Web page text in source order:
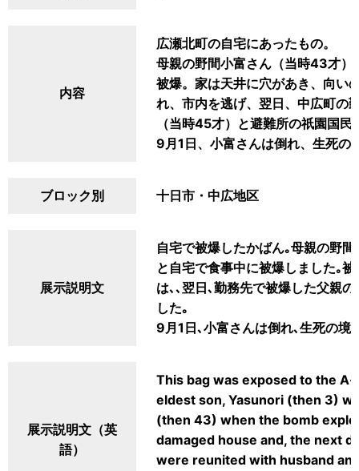
内容
広瀬北町の自宅にあったもの。
母親の野間小富さん（当時43才
被爆。家は天井に穴があき、向い
れ、市内を逃げ、翌日、中広町の
（当時45才）と避難所の祇園国
9月1日、小富さんは倒れ、生死の
ブロック別 十日市・中広地区
展示説明文
自宅で被爆したかばん｡母親の野
と自宅で食事中に被爆しました｡
は､､翌日､勤務先で被爆した父親
した｡
9月1日､小富さんは倒れ､生死の境
展示説明文（英
語）
This bag was exposed to the
eldest son, Yasunori (then 3)
(then 43) when the bomb
damaged house and, the next
were reunited with husband